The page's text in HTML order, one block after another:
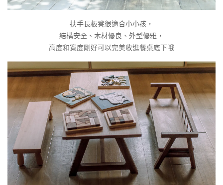
扶手長板凳很適合小小孩，
結構安全、木材優良、外型優雅，
高度和寬度剛好可以完美收進餐桌底下哦